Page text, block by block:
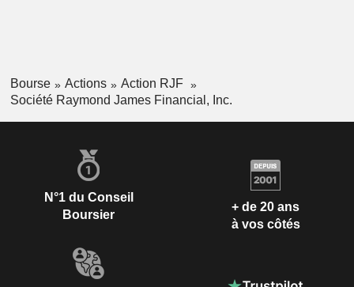
Bourse Actions
Action RJF
Société Raymond James Financial, Inc.
N°1 du Conseil
Boursier
+ de 20 ans
à vos côtés